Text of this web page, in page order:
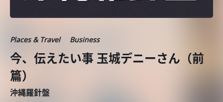
Places & Travel Business
今、伝えたい事 玉城デニーさん（前
篇）
沖縄羅針盤